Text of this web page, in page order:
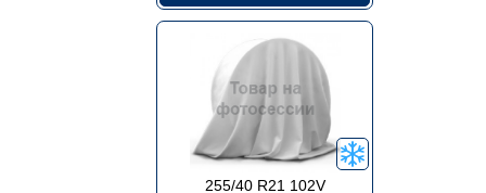
255/40 R21 102V